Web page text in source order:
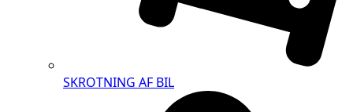
SKROTNING AF BIL